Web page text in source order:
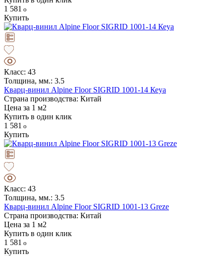
1 581
Купить
Класс: 43
Толщина, мм.: 3.5
Кварц-винил Alpine Floor SIGRID 1001-14 Кеуа
Страна производства: Китай
Цена за 1 м2
Купить в один клик
1 581
Купить
Класс: 43
Толщина, мм.: 3.5
Кварц-винил Alpine Floor SIGRID 1001-13 Greze
Страна производства: Китай
Цена за 1 м2
Купить в один клик
1 581
Купить